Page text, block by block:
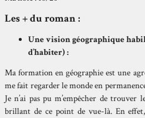
Les + du roman :
Une vision géographique
d’habiter) :
Ma formation en géographie est une
me fait regarder le monde en
Je n’ai pas pu m’empêcher de
brillant de ce point de vue-là. En